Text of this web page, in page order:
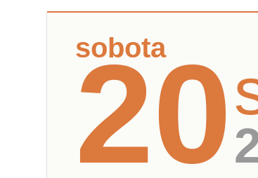
sobota
20